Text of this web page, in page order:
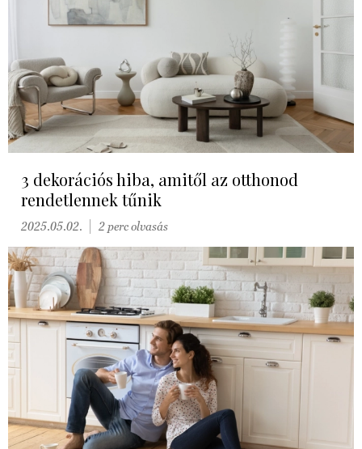
3 dekorációs hiba, amitől az otthonod
rendetlennek tűnik
2025.05.02. 2 perc olvasás